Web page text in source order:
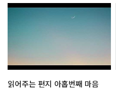
읽어주는 편지 아홉번째 마음